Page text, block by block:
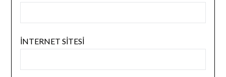
İNTERNET SITESI